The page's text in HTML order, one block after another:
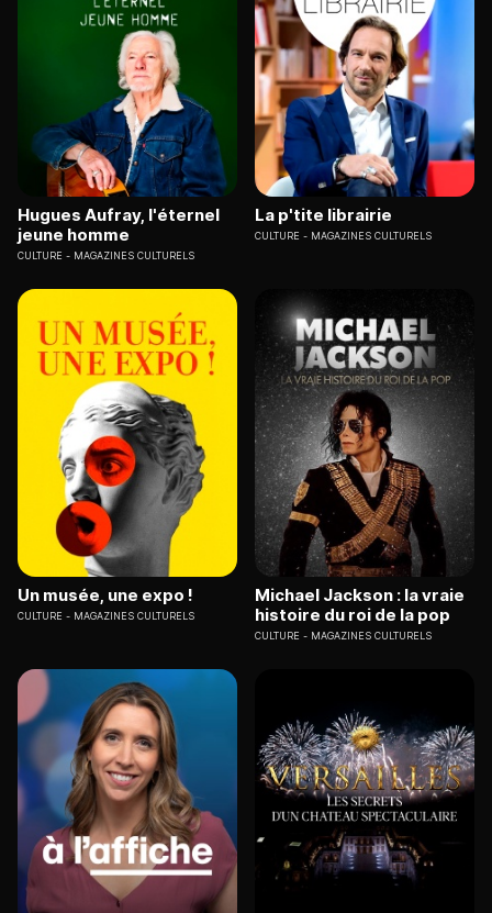
Hugues Aufray, l'éternel
jeune homme
CULTURE MAGAZINES CULTURELS
La p'tite librairie
CULTURE MAGAZINES CULTURELS
Un musée, une expo !
CULTURE MAGAZINES CULTURELS
Michael Jackson : la vraie
histoire du roi de la pop
CULTURE MAGAZINES CULTURELS